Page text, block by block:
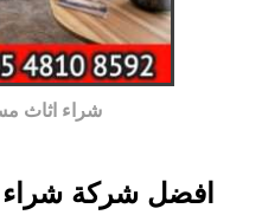
شراء اثاث
افضل شركة شراء